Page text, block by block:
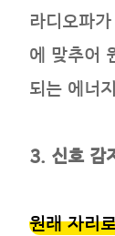
라디오파
에 맞추어
되는 에너
3. 신호 감
원래 자리